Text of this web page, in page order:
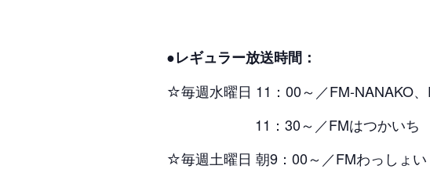
●レギュラー放送時間：
☆毎週水曜日 11：00～／FM-NANAKO
11：30～／FMはつかいち 13
☆毎週土曜日 朝9：00～／FMわっしょい